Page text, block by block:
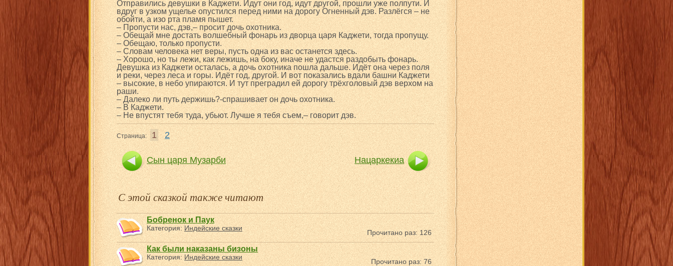
Отправились девушки в Каджети. Идут они год, идут другой, прошли уже полпути. И
вдруг в узком ущелье опустился перед ними на дорогу Огненный дэв. Разлёгся – не
обойти, а изо рта пламя пышет.
– Пропусти нас, дэв,– просит дочь охотника.
– Обещай мне достать волшебный фонарь из дворца царя Каджети, тогда пропущу.
– Обещаю, только пропусти.
– Словам человека нет веры, пусть одна из вас останется здесь.
– Хорошо, но ты лежи, как лежишь, на боку, иначе не удастся раздобыть фонарь.
Девушка из Каджети осталась, а дочь охотника пошла дальше. Идёт она через поля
и реки, через леса и горы. Идёт год, другой. И вот показались вдали башни Каджети
– высокие, в небо упираются. И тут преградил ей дорогу трёхголовый дэв верхом на
раши.
– Далеко ли путь держишь?-спрашивает он дочь охотника.
– В Каджети.
– Не впустят тебя туда, убьют. Лучше я тебя съем,– говорит дэв.
Страница: 1 2
Сын царя Музарби Нацаркекиа
С этой сказкой также читают
Бобренок и Паук
Категория:Индейские сказки
Прочитано раз: 126
Как были наказаны бизоны
Категория:Индейские сказки
Прочитано раз: 76